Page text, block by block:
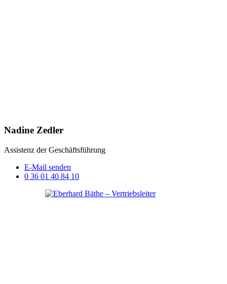
Nadine Zedler
Assistenz der Geschäftsführung
E-Mail senden
0 36 01 40 84 10